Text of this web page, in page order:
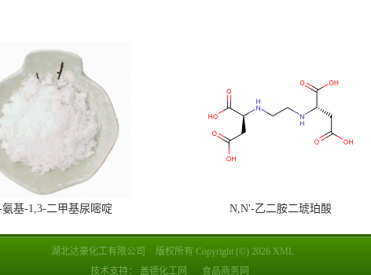
氨基-1,3-二甲基尿嘧啶 N,N'-乙二胺二琥珀酸
湖北达豪化工有限公司 版权所有 Copyright (©) 2026 XML
技术支持： 盖德化工网 食品商务网